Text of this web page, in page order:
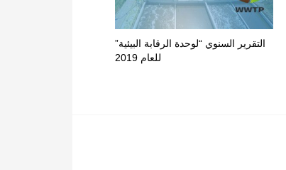
التقرير السنوي “لوحدة الرقابة البيئية”
للعام 2019